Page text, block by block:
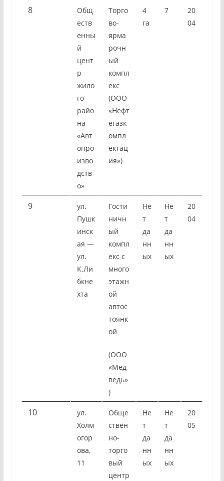
8
Общ
еств
енны
й
цент
р
жило
го
райо
на
«Авт
опро
изво
дств
о»
Торго
во-
ярма
рочн
ый
компл
екс
(ООО
«Нефт
егазк
омпл
ектац
ия»)
4
га
7
20
04
9
ул.
Пушк
инск
ая —
ул.
К.Ли
бкне
хта
Гости
ничн
ый
компл
екс с
много
этажн
ой
автос
тоянк
ой
(ООО
«Мед
ведь»
)
Не
т
да
нн
ых
Не
т
да
нн
ых
20
04
10
ул.
Холм
огор
ова,
11
Обще
ствен
но-
торго
вый
центр
Не
т
да
нн
ых
Не
т
да
нн
ых
20
05